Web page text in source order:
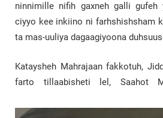
ninnimille nifih gaxneh galli gufeh
ciyyo kee inkiino ni farhshishsham
ta mas-uuliya dagaagiyoona
Kataysheh Mahrajaan fakkotuh,
farto tillaabisheti lel, Saahot